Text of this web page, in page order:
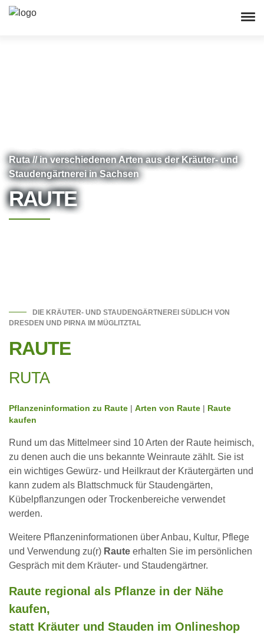
Ruta // in verschiedenen Arten aus der Kräuter- und
Staudengärtnerei in Sachsen
RAUTE
DIE KRÄUTER- UND STAUDENGÄRTNEREI SÜDLICH VON
DRESDEN UND PIRNA IM MÜGLITZTAL
RAUTE
RUTA
Pflanzeninformation zu Raute Arten von Raute
Raute
kaufen
Rund um das Mittelmeer sind 10 Arten der Raute heimisch,
zu denen auch die uns bekannte Weinraute zählt. Sie ist
ein wichtiges Gewürz- und Heilkraut der Kräutergärten und
kann zudem als Blattschmuck für Staudengärten,
Kübelpflanzungen oder Trockenbereiche verwendet
werden.
Weitere Pflanzeninformationen über Anbau, Kultur, Pflege
und Verwendung zu(r) Raute erhalten Sie im persönlichen
Gespräch mit dem Kräuter- und Staudengärtner.
Raute regional als Pflanze in der Nähe
kaufen,
statt Kräuter und Stauden im Onlineshop